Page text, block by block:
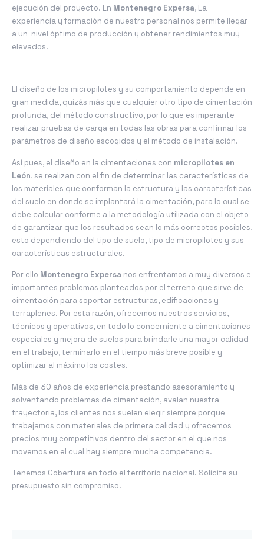
ejecución del proyecto. En Montenegro Expersa, La
experiencia y formación de nuestro personal nos permite llegar
a un nivel óptimo de producción y obtener rendimientos muy
elevados.
El diseño de los micropilotes y su comportamiento depende en
gran medida, quizás más que cualquier otro tipo de cimentación
profunda, del método constructivo, por lo que es imperante
realizar pruebas de carga en todas las obras para confirmar los
parámetros de diseño escogidos y el método de instalación.
Así pues, el diseño en la cimentaciones con micropilotes en
León, se realizan con el fin de determinar las características de
los materiales que conforman la estructura y las características
del suelo en donde se implantará la cimentación, para lo cual se
debe calcular conforme a la metodología utilizada con el objeto
de garantizar que los resultados sean lo más correctos posibles,
esto dependiendo del tipo de suelo, tipo de micropilotes y sus
características estructurales.
Por ello Montenegro Expersa nos enfrentamos a muy diversos e
importantes problemas planteados por el terreno que sirve de
cimentación para soportar estructuras, edificaciones y
terraplenes. Por esta razón, ofrecemos nuestros servicios,
técnicos y operativos, en todo lo concerniente a cimentaciones
especiales y mejora de suelos para brindarle una mayor calidad
en el trabajo, terminarlo en el tiempo más breve posible y
optimizar al máximo los costes.
Más de 30 años de experiencia prestando asesoramiento y
solventando problemas de cimentación, avalan nuestra
trayectoria, los clientes nos suelen elegir siempre porque
trabajamos con materiales de primera calidad y ofrecemos
precios muy competitivos dentro del sector en el que nos
movemos en el cual hay siempre mucha competencia.
Tenemos Cobertura en todo el territorio nacional. Solicite su
presupuesto sin compromiso.